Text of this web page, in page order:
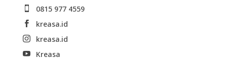
 0815 977 4559
 kreasa.id
 kreasa.id
 Kreasa